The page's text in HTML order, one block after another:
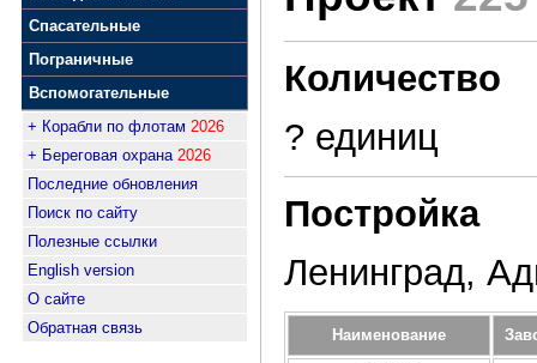
Спасательные
Пограничные
Вспомогательные
+ Корабли по флотам 2026
+ Береговая охрана 2026
Последние обновления
Поиск по сайту
Полезные ссылки
English version
О сайте
Обратная связь
Количество
? единиц
Постройка
Ленинград,
Наименование